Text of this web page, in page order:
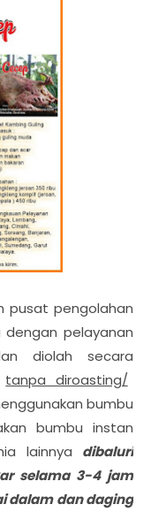
pusat pengolahan
pelayanan
diolah secara
tanpa diroasting/
bumbu
bumbu instan
lainnya dibaluri
selama 3-4 jam
dalam dan daging